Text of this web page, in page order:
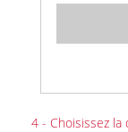
4 - Choisissez